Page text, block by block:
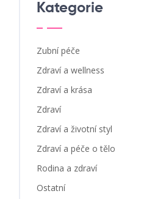
Kategorie
Zubní péče
Zdraví a wellness
Zdraví a krása
Zdraví
Zdraví a životní styl
Zdraví a péče o tělo
Rodina a zdraví
Ostatní